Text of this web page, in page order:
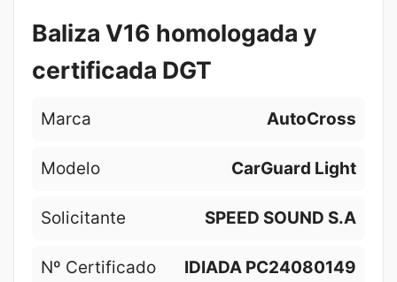
Baliza V16 homologada y
certificada DGT
Marca AutoCross
Modelo CarGuard Light
Solicitante SPEED SOUND S.A
Nº Certificado IDIADA PC24080149